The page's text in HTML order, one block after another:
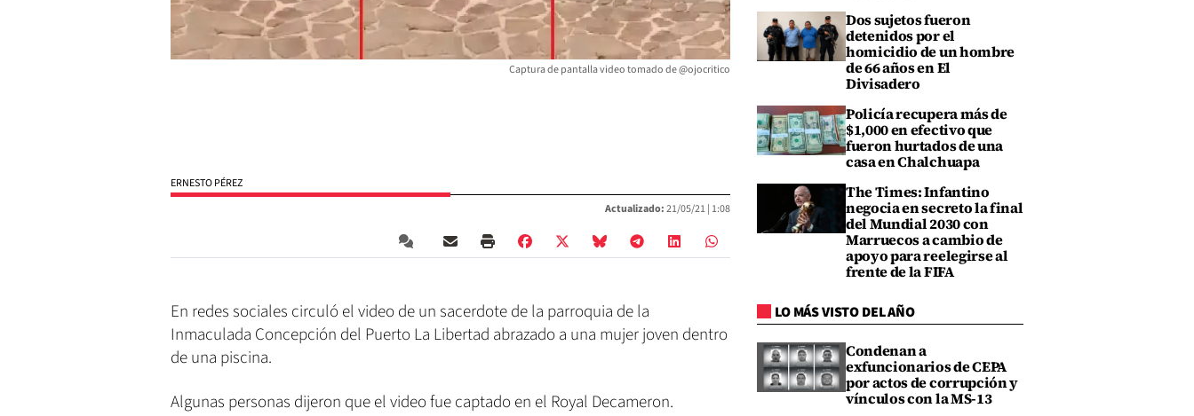
Captura de pantalla video tomado de @ojocritico
ERNESTO PÉREZ
Actualizado:21/05/21 | 1:08
En redes sociales circuló el video de un sacerdote de la parroquia de la
Inmaculada Concepción del Puerto La Libertad abrazado a una mujer joven dentro
de una piscina.
Algunas personas dijeron que el video fue captado en el Royal Decameron.
Dos sujetos fueron
detenidos por el
homicidio de un hombre
de 66 años en El
Divisadero
Policía recupera más de
$1,000 en efectivo que
fueron hurtados de una
casa en Chalchuapa
The Times: Infantino
negocia en secreto la final
del Mundial 2030 con
Marruecos a cambio de
apoyo para reelegirse al
frente de la FIFA
LO MÁS VISTO DEL AÑO
Condenan a
exfuncionarios de CEPA
por actos de corrupción y
vínculos con la MS-13